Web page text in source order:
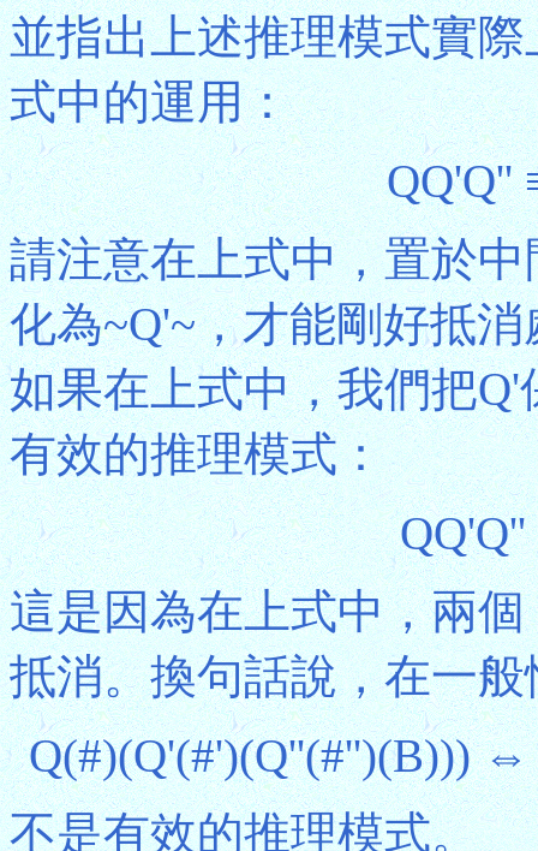
並指出上述推理模式實
式中的運用：
QQ'Q''
請注意在上式中，置於
化為~Q'~，才能剛好抵
如果在上式中，我們把
有效的推理模式：
這是因為在上式中，兩
抵消。換句話說，在一
Q(#)(Q'(#')(Q''(#'')(B)))
不是有效的推理模式。